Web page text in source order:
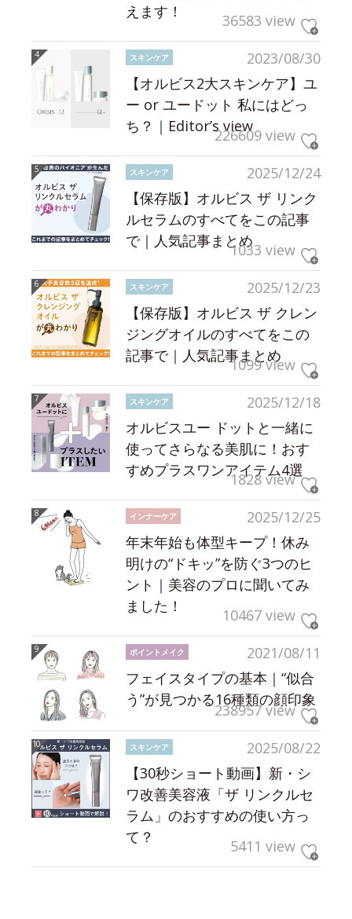
えます！
36583 view
2023/08/30
スキンケア
【オルビス2大スキンケア】ユ
ー or ユードット 私にはどっ
ち？｜Editor’s view226609 view
2025/12/24
スキンケア
【保存版】オルビス ザ リンク
ルセラムのすべてをこの記事
で｜人気記事まとめ1033 view
2025/12/23
スキンケア
【保存版】オルビス ザ クレン
ジングオイルのすべてをこの
記事で｜人気記事まとめ
1099 view
2025/12/18
スキンケア
オルビスユー ドットと一緒に
使ってさらなる美肌に！おす
すめプラスワンアイテム4選
1828 view
2025/12/25
インナーケア
年末年始も体型キープ！休み
明けの“ドキッ”を防ぐ3つのヒ
ント｜美容のプロに聞いてみ
ました！
10467 view
2021/08/11
ポイントメイク
フェイスタイプの基本｜“似合
う”が見つかる16種類の顔印象
238957 view
2025/08/22
スキンケア
【30秒ショート動画】新・シ
ワ改善美容液「ザ リンクルセ
ラム」のおすすめの使い方っ
て？
5411 view